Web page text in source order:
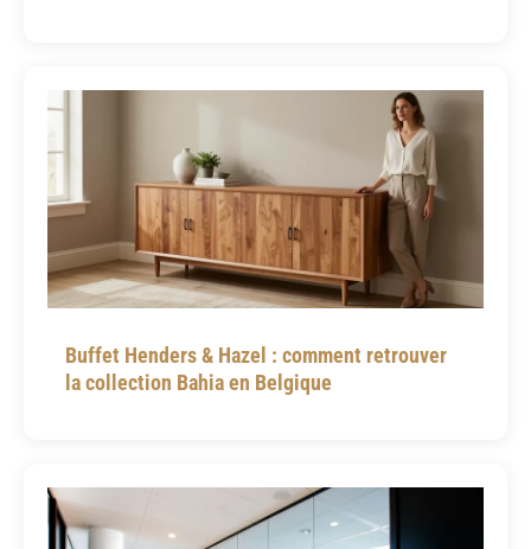
Buffet Henders & Hazel : comment retrouver
la collection Bahia en Belgique